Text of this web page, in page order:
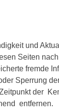
und
Seiten
fremde
Sperrung
der
entfernen.